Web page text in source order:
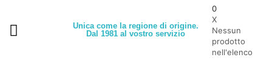
Unica come la regione di origine.
Dal 1981 al vostro servizio
0
X
Nessun
prodotto
nell'elenco